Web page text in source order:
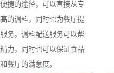
捷的途径，可以直接从专
的调料，同时也为餐厅提
务。调料配送服务可以帮
力，同时也可以保证食品
餐厅的满意度。